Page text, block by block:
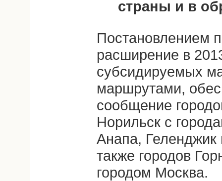
страны и в
Постановлением
расширение в
субсидируемых
маршрутами,
сообщение
Норильск с
Анапа,
также городов
городом Москва.